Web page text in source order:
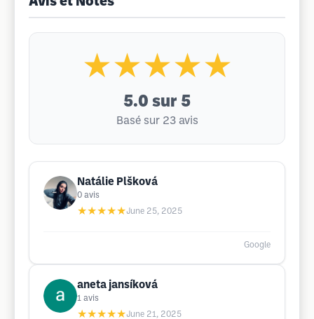
★★★★★
5.0 sur 5
Basé sur 23 avis
Natálie Plšková
0 avis
★★★★★June 25, 2025
Google
aneta jansíková
1 avis
★★★★★June 21, 2025